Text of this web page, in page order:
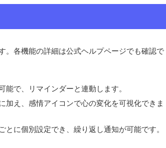
。各機能の詳細は公式ヘルプページでも確認で
能で、リマインダーと連動します。
加え、感情アイコンで心の変化を可視化できま
とに個別設定でき、繰り返し通知が可能です。